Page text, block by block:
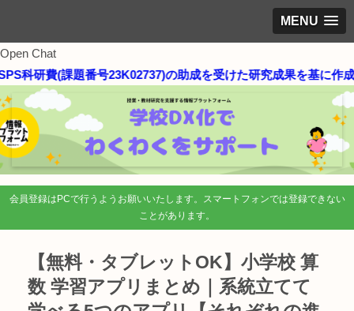
MENU
Open Chat
研費(課題番号23K02737)の助成を受けた研究成果を基に作成さ
会員登録はPCで行うようお願いいたします。スマートフォンでは登録できない
ことがあります。
【無料・タブレットOK】小学校 算
数 学習アプリまとめ｜系統立てて